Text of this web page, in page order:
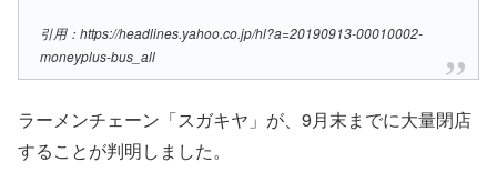
引用：https://headlines.yahoo.co.jp/hl?a=20190913-00010002-
moneyplus-bus_all
ラーメンチェーン「スガキヤ」が、9月末までに大量閉店
することが判明しました。